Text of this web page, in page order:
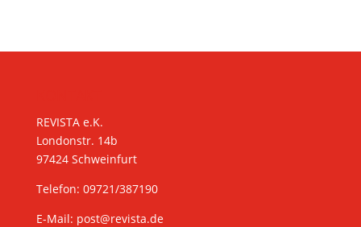
REVISTA e.K.
Londonstr. 14b
97424 Schweinfurt
Telefon: 09721/387190
E-Mail: post@revista.de